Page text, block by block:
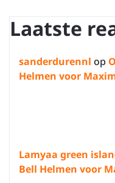
Laatste
sanderdurennl op
Helmen voor
Lamyaa green
Bell Helmen voor